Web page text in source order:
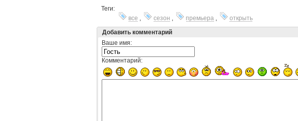
Теги:
все , сезон , премьера ,
открыть
Добавить комментарий
Ваше имя:
Комментарий: